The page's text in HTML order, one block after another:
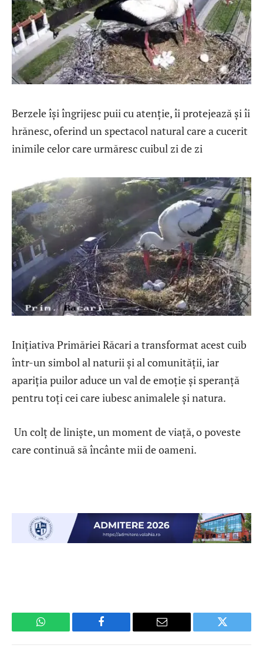
Berzele își îngrijesc puii cu atenție, îi protejează și îi
hrănesc, oferind un spectacol natural care a cucerit
inimile celor care urmăresc cuibul zi de zi
Inițiativa Primăriei Răcari a transformat acest cuib
într-un simbol al naturii și al comunității, iar
apariția puilor aduce un val de emoție și speranță
pentru toți cei care iubesc animalele și natura.
Un colț de liniște, un moment de viață, o poveste
care continuă să încânte mii de oameni.
WhatsApp Facebook Email Twitter